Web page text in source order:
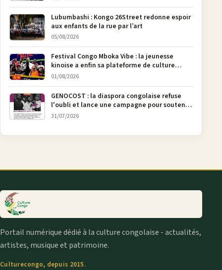
Lubumbashi : Kongo 26Street redonne espoir
aux enfants de la rue par l’art
05/08/2026
Festival Congo Mboka Vibe : la jeunesse
kinoise a enfin sa plateforme de culture
urbaine
01/08/2026
GENOCOST : la diaspora congolaise refuse
l'oubli et lance une campagne pour soutenir
la pétition FONAREV depuis Bruxelles
31/07/2026
Portail numérique dédié à la culture congolaise - actualités,
artistes, musique et patrimoine.
Culturecongo, depuis 2015.